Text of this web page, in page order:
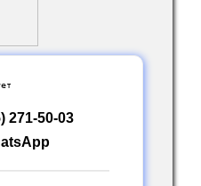
271-50-03